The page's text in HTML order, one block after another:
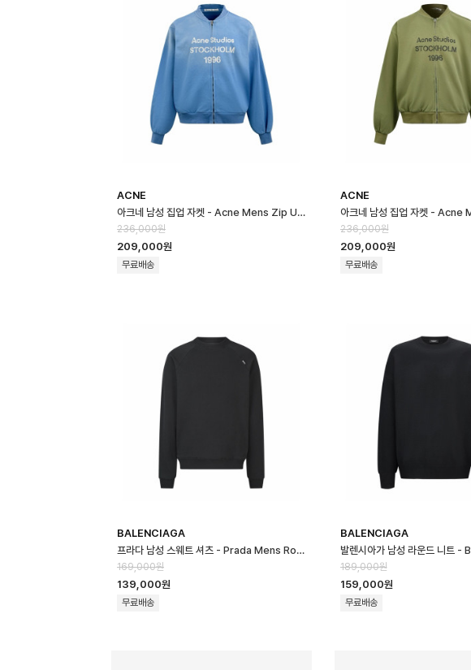
ACNE
아크네 남성 집업 자켓 - Acne Mens Zip Up Jakcet - anc16693x
236,000원
209,000원
무료배송
ACNE
236,000원
209,000원
무료배송
BALENCIAGA
프라다 남성 스웨트 셔츠 - Prada Mens Round Sweatshirt - prc1…
169,000원
139,000원
무료배송
BALENCIAGA
189,000원
159,000원
무료배송